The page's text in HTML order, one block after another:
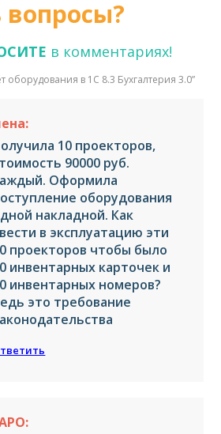
вопросы?
в комментариях!
оборудования в 1С 8.3 Бухгалтерия 3.0”
10 проекторов,
90000 руб.
Оформила
оборудования
накладной. Как
в эксплуатацию эти
проекторов чтобы было
инвентарных карточек и
инвентарных номеров?
это требование